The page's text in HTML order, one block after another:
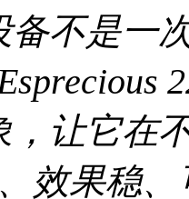
备不是一
，让它在
效果稳